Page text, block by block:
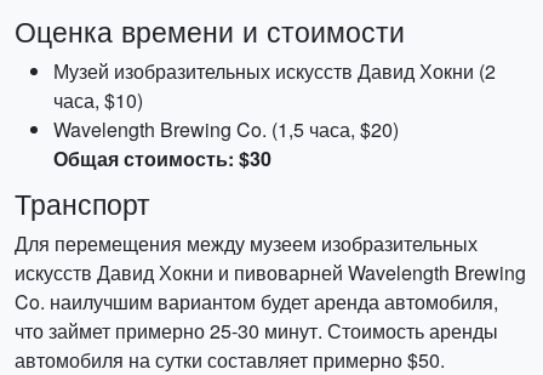
Оценка времени и стоимости
Музей изобразительных искусств Давид Хокни (2
часа, $10)
Wavelength Brewing Co. (1,5 часа, $20)
Общая стоимость: $30
Транспорт
Для перемещения между музеем изобразительных
искусств Давид Хокни и пивоварней Wavelength Brewing
Co. наилучшим вариантом будет аренда автомобиля,
что займет примерно 25-30 минут. Стоимость аренды
автомобиля на сутки составляет примерно $50.